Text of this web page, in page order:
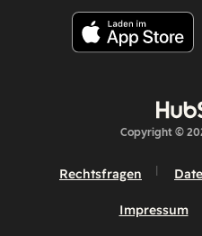
Copyright ©
Rechtsfragen
Impressum